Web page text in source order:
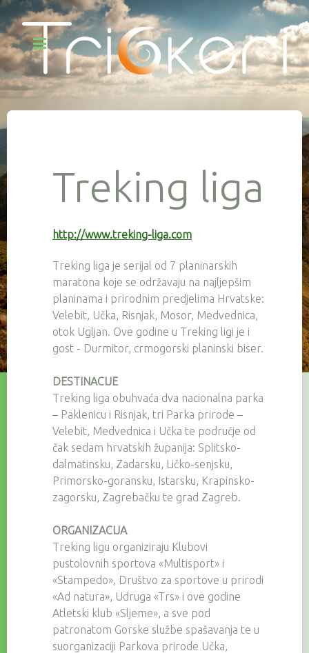
Treking liga
http://www.treking-liga.com
Treking liga je serijal od 7 planinarskih
maratona koje se održavaju na najljepšim
planinama i prirodnim predjelima Hrvatske:
Velebit, Učka, Risnjak, Mosor, Medvednica,
otok Ugljan. Ove godine u Treking ligi je i
gost - Durmitor, crmogorski planinski biser.
DESTINACIJE
Treking liga obuhvaća dva nacionalna parka
– Paklenicu i Risnjak, tri Parka prirode –
Velebit, Medvednica i Učka te područje od
čak sedam hrvatskih županija: Splitsko-
dalmatinsku, Zadarsku, Ličko-senjsku,
Primorsko-goransku, Istarsku, Krapinsko-
zagorsku, Zagrebačku te grad Zagreb.
ORGANIZACIJA
Treking ligu organiziraju Klubovi
pustolovnih sportova «Multisport» i
«Stampedo», Društvo za sportove u prirodi
«Ad natura», Udruga «Trs» i ove godine
Atletski klub «Sljeme», a sve pod
patronatom Gorske službe spašavanja te u
suorganizaciji Parkova prirode Učka,